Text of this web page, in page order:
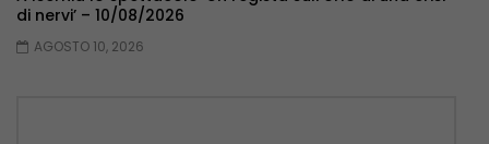
di nervi’ – 10/08/2026
AGOSTO 10, 2026